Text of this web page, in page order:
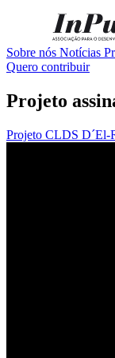
Sobre nós Notícias
Quero contribuir
Projeto
Projeto CLDS D´El-